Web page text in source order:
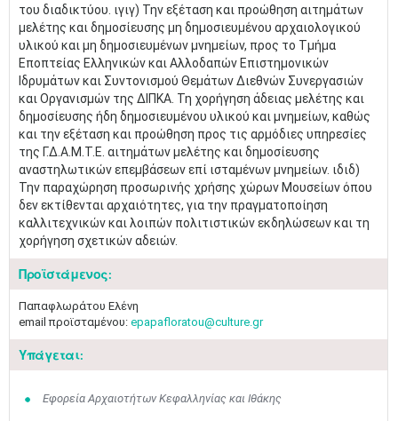
του διαδικτύου. ιγιγ) Την εξέταση και προώθηση αιτημάτων
μελέτης και δημοσίευσης μη δημοσιευμένου αρχαιολογικού
υλικού και μη δημοσιευμένων μνημείων, προς το Τμήμα
Εποπτείας Ελληνικών και Αλλοδαπών Επιστημονικών
Ιδρυμάτων και Συντονισμού Θεμάτων Διεθνών Συνεργασιών
και Οργανισμών της ΔΙΠΚΑ. Τη χορήγηση άδειας μελέτης και
δημοσίευσης ήδη δημοσιευμένου υλικού και μνημείων, καθώς
και την εξέταση και προώθηση προς τις αρμόδιες υπηρεσίες
της Γ.Δ.Α.Μ.Τ.Ε. αιτημάτων μελέτης και δημοσίευσης
αναστηλωτικών επεμβάσεων επί ισταμένων μνημείων. ιδιδ)
Την παραχώρηση προσωρινής χρήσης χώρων Μουσείων όπου
δεν εκτίθενται αρχαιότητες, για την πραγματοποίηση
καλλιτεχνικών και λοιπών πολιτιστικών εκδηλώσεων και τη
χορήγηση σχετικών αδειών.​
Προϊστάμενος:
Παπαφλωράτου Ελένη
email προϊσταμένου: epapafloratou@culture.gr
Υπάγεται:
Εφορεία Αρχαιοτήτων Κεφαλληνίας και Ιθάκης